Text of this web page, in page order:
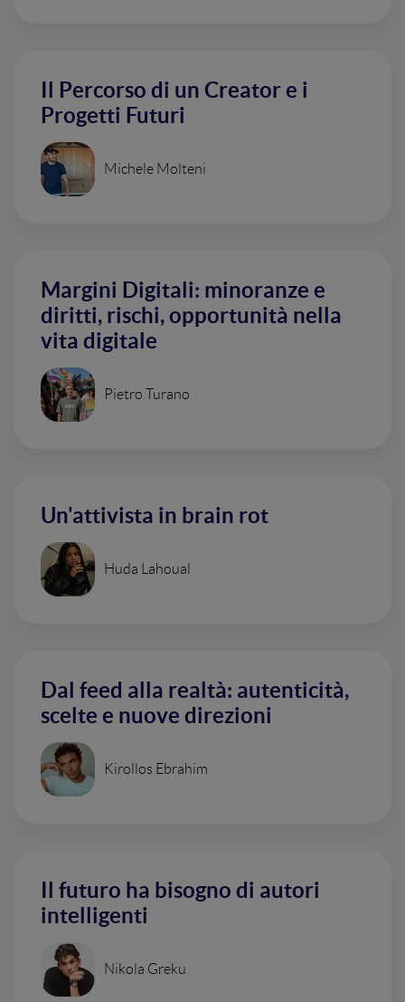
Il Percorso di un Creator e i
Progetti Futuri
Michele Molteni
Margini Digitali: minoranze e
diritti, rischi, opportunità nella
vita digitale
Pietro Turano
Un'attivista in brain rot
Huda Lahoual
Dal feed alla realtà: autenticità,
scelte e nuove direzioni
Kirollos Ebrahim
Il futuro ha bisogno di autori
intelligenti
Nikola Greku